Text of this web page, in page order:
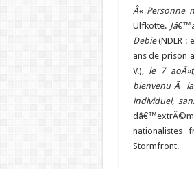
Â« Personne
Ulfkotte.
Debie(NDLR :
ans de prison
V.), le 7
bienvenu Ã
individuel,
nationalistes
Stormfront.